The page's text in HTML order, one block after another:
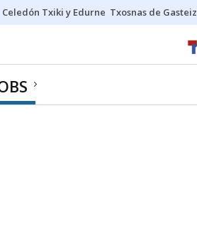
Celedón Txiki y Edurne Txosnas de Gasteiz